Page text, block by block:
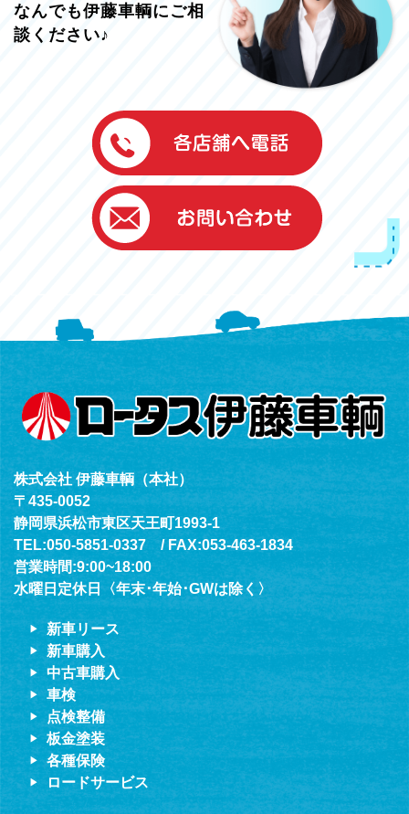
なんでも伊藤車輌にご相
談ください♪
伊藤車輌（本社）
050-5851-0337
グッドワン浜松
050-5851-0338
浜北店
050-5851-0339
（年中無休24h対応）
株式会社 伊藤車輌（本社）
〒435-0052
静岡県浜松市東区天王町1993-1
TEL:050-5851-0337 / FAX:053-463-1834
営業時間:9:00~18:00
水曜日定休日〈年末･年始･GWは除く〉
新車リース
新車購入
中古車購入
車検
点検整備
板金塗装
各種保険
ロードサービス